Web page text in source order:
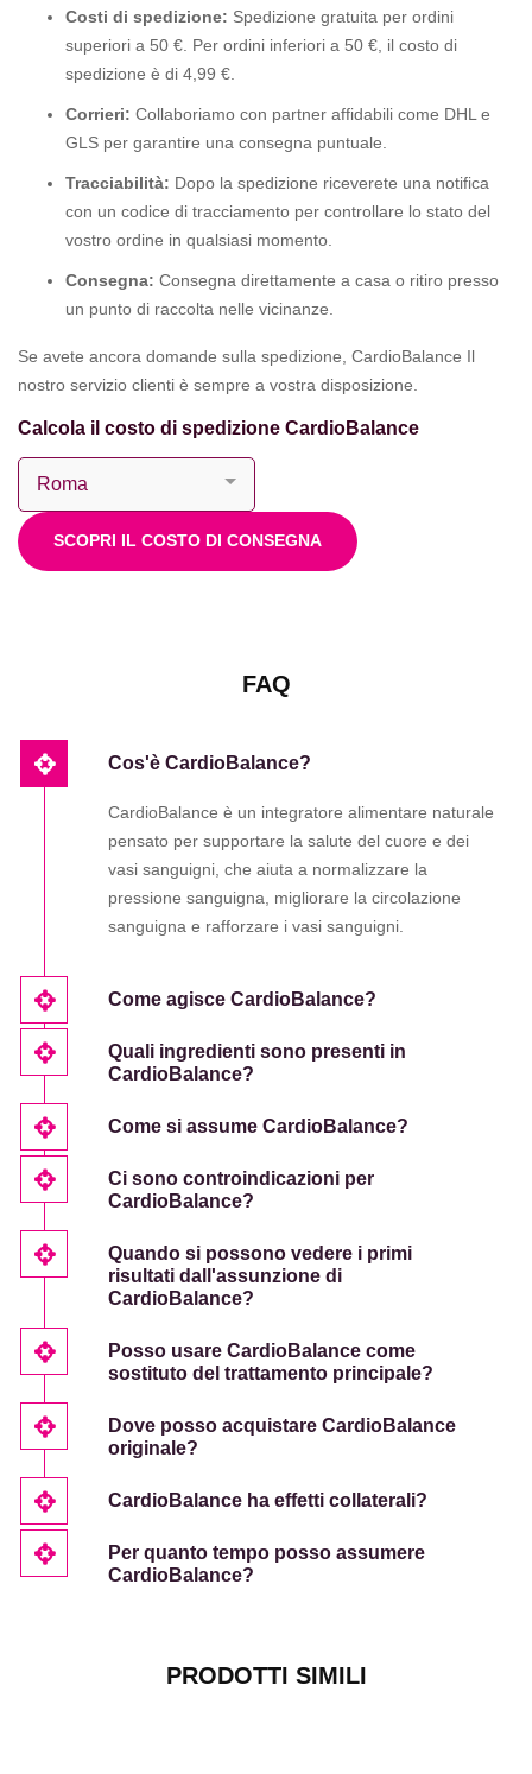
Costi di spedizione: Spedizione gratuita per ordini
superiori a 50 €. Per ordini inferiori a 50 €, il costo di
spedizione è di 4,99 €.
Corrieri: Collaboriamo con partner affidabili come DHL e
GLS per garantire una consegna puntuale.
Tracciabilità: Dopo la spedizione riceverete una notifica
con un codice di tracciamento per controllare lo stato del
vostro ordine in qualsiasi momento.
Consegna: Consegna direttamente a casa o ritiro presso
un punto di raccolta nelle vicinanze.
Se avete ancora domande sulla spedizione, CardioBalance Il
nostro servizio clienti è sempre a vostra disposizione.
Calcola il costo di spedizione CardioBalance
SCOPRI IL COSTO DI CONSEGNA
FAQ
Cos'è CardioBalance?
CardioBalance è un integratore alimentare naturale
pensato per supportare la salute del cuore e dei
vasi sanguigni, che aiuta a normalizzare la
pressione sanguigna, migliorare la circolazione
sanguigna e rafforzare i vasi sanguigni.
Come agisce CardioBalance?
Quali ingredienti sono presenti in
CardioBalance?
Come si assume CardioBalance?
Ci sono controindicazioni per
CardioBalance?
Quando si possono vedere i primi
risultati dall'assunzione di
CardioBalance?
Posso usare CardioBalance come
sostituto del trattamento principale?
Dove posso acquistare CardioBalance
originale?
CardioBalance ha effetti collaterali?
Per quanto tempo posso assumere
CardioBalance?
PRODOTTI SIMILI